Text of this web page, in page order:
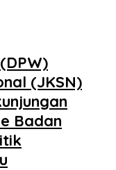
(JKSN)
Badan